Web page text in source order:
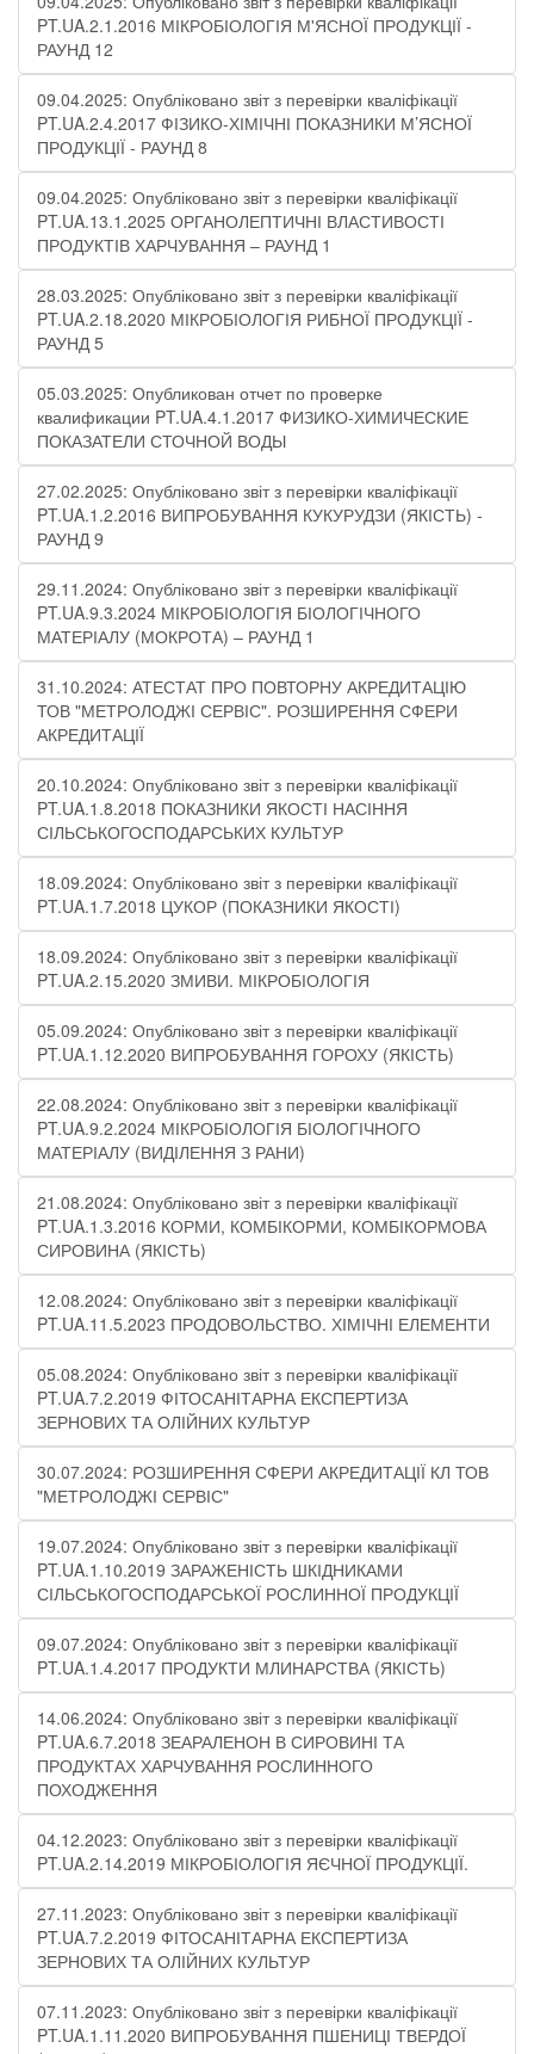
PT.UA.2.1.2016 МІКРОБІОЛОГІЯ М'ЯСНОЇ ПРОДУКЦІЇ -
РАУНД 12
09.04.2025: Опубліковано звіт з перевірки кваліфікації
PT.UA.2.4.2017 ФІЗИКО-ХІМІЧНІ ПОКАЗНИКИ М’ЯСНОЇ
ПРОДУКЦІЇ​ - РАУНД 8
09.04.2025: Опубліковано звіт з перевірки кваліфікації
PT.UA.13.1.2025 ОРГАНОЛЕПТИЧНІ ВЛАСТИВОСТІ
ПРОДУКТІВ ХАРЧУВАННЯ – РАУНД 1
28.03.2025: Опубліковано звіт з перевірки кваліфікації
PT.UA.2.18.2020 МІКРОБІОЛОГІЯ РИБНОЇ ПРОДУКЦІЇ -
РАУНД 5
05.03.2025: Опубликован отчет по проверке
квалификации PT.UA.4.1.2017 ФИЗИКО-ХИМИЧЕСКИЕ
ПОКАЗАТЕЛИ СТОЧНОЙ ВОДЫ
27.02.2025: Опубліковано звіт з перевірки кваліфікації
PT.UA.1.2.2016 ВИПРОБУВАННЯ КУКУРУДЗИ (ЯКІСТЬ) -
РАУНД 9
29.11.2024: Опубліковано звіт з перевірки кваліфікації
PT.UA.9.3.2024 МІКРОБІОЛОГІЯ БІОЛОГІЧНОГО
МАТЕРІАЛУ (МОКРОТА) – РАУНД 1
31.10.2024: АТЕСТАТ ПРО ПОВТОРНУ АКРЕДИТАЦІЮ
ТОВ "МЕТРОЛОДЖІ СЕРВІС". РОЗШИРЕННЯ СФЕРИ
АКРЕДИТАЦІЇ
20.10.2024: Опубліковано звіт з перевірки кваліфікації
PT.UA.1.8.2018 ПОКАЗНИКИ ЯКОСТІ НАСІННЯ
СІЛЬСЬКОГОСПОДАРСЬКИХ КУЛЬТУР
18.09.2024: Опубліковано звіт з перевірки кваліфікації
PT.UA.1.7.2018 ЦУКОР (ПОКАЗНИКИ ЯКОСТІ)​
18.09.2024: Опубліковано звіт з перевірки кваліфікації
PT.UA.2.15.2020 ЗМИВИ. МІКРОБІОЛОГІЯ
05.09.2024: Опубліковано звіт з перевірки кваліфікації
PT.UA.1.12.2020 ВИПРОБУВАННЯ ГОРОХУ (ЯКІСТЬ)
22.08.2024: Опубліковано звіт з перевірки кваліфікації
PT.UA.9.2.2024 МІКРОБІОЛОГІЯ БІОЛОГІЧНОГО
МАТЕРІАЛУ (ВИДІЛЕННЯ З РАНИ)
21.08.2024: Опубліковано звіт з перевірки кваліфікації
PT.UA.1.3.2016 КОРМИ, КОМБІКОРМИ, КОМБІКОРМОВА
СИРОВИНА (ЯКІСТЬ)
12.08.2024: Опубліковано звіт з перевірки кваліфікації
PT.UA.11.5.2023 ПРОДОВОЛЬСТВО. ХІМІЧНІ ЕЛЕМЕНТИ
05.08.2024: Опубліковано звіт з перевірки кваліфікації
PT.UA.7.2.2019 ФІТОСАНІТАРНА ЕКСПЕРТИЗА
ЗЕРНОВИХ ТА ОЛІЙНИХ КУЛЬТУР
30.07.2024: РОЗШИРЕННЯ СФЕРИ АКРЕДИТАЦІЇ КЛ ТОВ
"МЕТРОЛОДЖІ СЕРВІС"
19.07.2024: Опубліковано звіт з перевірки кваліфікації
PT.UA.1.10.2019 ЗАРАЖЕНІСТЬ ШКІДНИКАМИ
СІЛЬСЬКОГОСПОДАРСЬКОЇ РОСЛИННОЇ ПРОДУКЦІЇ
09.07.2024: Опубліковано звіт з перевірки кваліфікації
PT.UA.1.4.2017 ПРОДУКТИ МЛИНАРСТВА (ЯКІСТЬ)
14.06.2024: Опубліковано звіт з перевірки кваліфікації
PT.UA.6.7.2018 ЗЕАРАЛЕНОН В СИРОВИНІ ТА
ПРОДУКТАХ ХАРЧУВАННЯ РОСЛИННОГО
ПОХОДЖЕННЯ
04.12.2023: Опубліковано звіт з перевірки кваліфікації
PT.UA.2.14.2019 МІКРОБІОЛОГІЯ ЯЄЧНОЇ ПРОДУКЦІЇ​.
27.11.2023: Опубліковано звіт з перевірки кваліфікації
PT.UA.7.2.2019 ФІТОСАНІТАРНА ЕКСПЕРТИЗА
ЗЕРНОВИХ ТА ОЛІЙНИХ КУЛЬТУР
07.11.2023: Опубліковано звіт з перевірки кваліфікації
PT.UA.1.11.2020 ВИПРОБУВАННЯ ПШЕНИЦІ ТВЕРДОЇ